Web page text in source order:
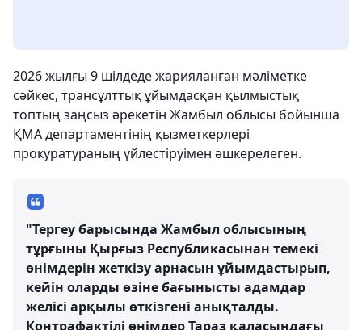
2026 жылғы 9 шілдеде жарияланған мәліметке
сәйкес, трансұлттық ұйымдасқан қылмыстық
топтың заңсыз әрекетін Жамбыл облысы бойынша
ҚМА департаментінің қызметкерлері
прокуратураның үйлестіруімен әшкерелеген.
"Тергеу барысында Жамбыл облысының
тұрғыны Қырғыз Республикасынан темекі
өнімдерін жеткізу арнасын ұйымдастырып,
кейін оларды өзіне бағынысты адамдар
желісі арқылы өткізгені анықталды.
Контрафактілі өнімдер Тараз қаласындағы